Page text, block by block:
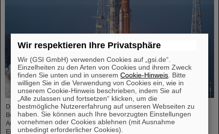
Das GSI Helmholtzzentrum für Schwerionenforschung und die internationale
Beschleunigeranlage FAIR haben einen wichtigen Beitrag zum Erfolg der
Artemis-II-Mondmission geleistet. Eine speziell entwickelte Kamera für den
Einsatz im Weltraum wurde im Vorfeld erfolgreich unter realitätsnahen
Wir respektieren Ihre Privatsphäre
Wir (GSI GmbH) verwenden Cookies auf „gsi.de“.
Einzelheiten zu den Arten von Cookies und ihrem Zweck
finden Sie unten und in unseremCookie-Hinweis . Bitte
willigen Sie in die Verwendung von Cookies ein, wie in
unserem Cookie-Hinweis beschrieben, indem Sie auf
„Alle zulassen und fortsetzen“ klicken, um die
bestmögliche Nutzererfahrung auf unseren Webseiten zu
haben. Sie können auch Ihre bevorzugten Einstellungen
vornehmen oder Cookies ablehnen (mit Ausnahme
unbedingt erforderlicher Cookies).